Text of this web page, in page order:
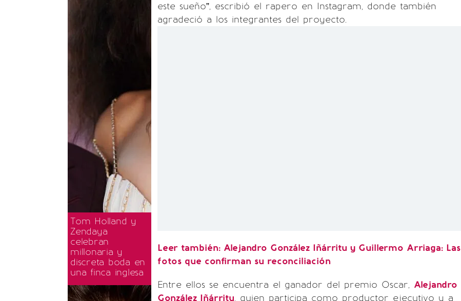
Tom Holland y
Zendaya
celebran
millonaria y
discreta boda en
una finca inglesa
este sueño”, escribió el rapero en Instagram, donde también
agradeció a los integrantes del proyecto.
Leer también: Alejandro González Iñárritu y Guillermo Arriaga: Las
fotos que confirman su reconciliación
Entre ellos se encuentra el ganador del premio Oscar, Alejandro
González Iñárritu, quien participa como productor ejecutivo y a